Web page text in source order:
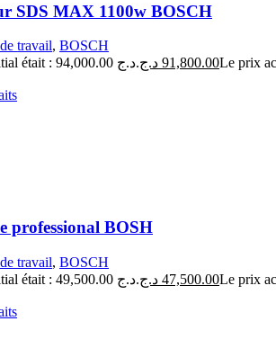
SDS MAX 1100w BOSCH
travail, BOSCH
Le prix initial était : 94,000.00 د.ج. 91,800.00 د.ج
professional BOSH
travail, BOSCH
Le prix initial était : 49,500.00 د.ج. 47,500.00 د.ج